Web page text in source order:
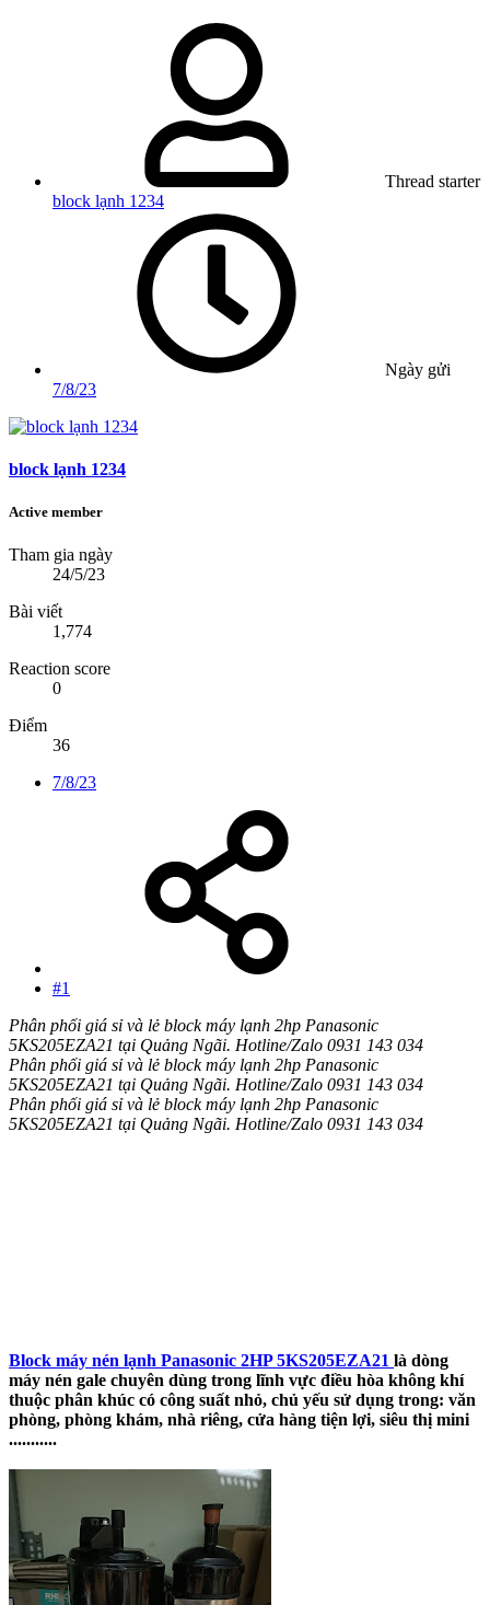
Thread starter
block lạnh 1234
Ngày gửi
7/8/23
block lạnh 1234
Active member
Tham gia ngày
24/5/23
Bài viết
1,774
Reaction score
0
Điểm
36
7/8/23
#1
Phân phối giá sỉ và lẻ block máy lạnh 2hp Panasonic
5KS205EZA21 tại Quảng Ngãi. Hotline/Zalo 0931 143 034
Phân phối giá sỉ và lẻ block máy lạnh 2hp Panasonic
5KS205EZA21 tại Quảng Ngãi. Hotline/Zalo 0931 143 034
Phân phối giá sỉ và lẻ block máy lạnh 2hp Panasonic
5KS205EZA21 tại Quảng Ngãi. Hotline/Zalo 0931 143 034
Block máy nén lạnh Panasonic 2HP 5KS205EZA21 là dòng
máy nén gale chuyên dùng trong lĩnh vực điều hòa không khí
thuộc phân khúc có công suất nhỏ, chủ yếu sử dụng trong: văn
phòng, phòng khám, nhà riêng, cửa hàng tiện lợi, siêu thị mini
...........